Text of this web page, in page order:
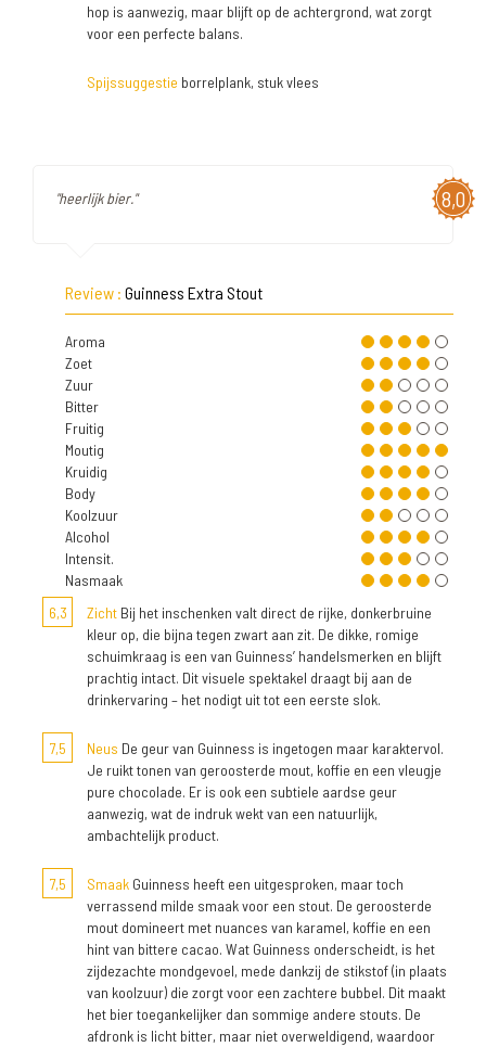
hop is aanwezig, maar blijft op de achtergrond, wat zorgt
voor een perfecte balans.
Spijssuggestie borrelplank, stuk vlees
8,0
"heerlijk bier."
Review : Guinness Extra Stout
Aroma
Zoet
Zuur
Bitter
Fruitig
Moutig
Kruidig
Body
Koolzuur
Alcohol
Intensit.
Nasmaak
6,3
Zicht Bij het inschenken valt direct de rijke, donkerbruine
kleur op, die bijna tegen zwart aan zit. De dikke, romige
schuimkraag is een van Guinness’ handelsmerken en blijft
prachtig intact. Dit visuele spektakel draagt bij aan de
drinkervaring – het nodigt uit tot een eerste slok.
7,5 Neus De geur van Guinness is ingetogen maar karaktervol.
Je ruikt tonen van geroosterde mout, koffie en een vleugje
pure chocolade. Er is ook een subtiele aardse geur
aanwezig, wat de indruk wekt van een natuurlijk,
ambachtelijk product.
7,5 Smaak Guinness heeft een uitgesproken, maar toch
verrassend milde smaak voor een stout. De geroosterde
mout domineert met nuances van karamel, koffie en een
hint van bittere cacao. Wat Guinness onderscheidt, is het
zijdezachte mondgevoel, mede dankzij de stikstof (in plaats
van koolzuur) die zorgt voor een zachtere bubbel. Dit maakt
het bier toegankelijker dan sommige andere stouts. De
afdronk is licht bitter, maar niet overweldigend, waardoor